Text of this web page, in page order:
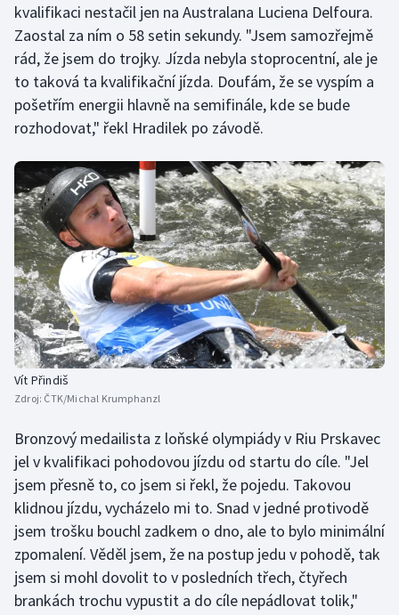
Ragby
Rychlobruslení
Rychlostní kanoistika
Sportovní střelba
Stolní tenis
Triatlon
Veslování
Vodní slalom
Volejbal
Ostatní
kvalifikaci nestačil jen na Australana Luciena Delfoura.
Zaostal za ním o 58 setin sekundy. "Jsem samozřejmě
rád, že jsem do trojky. Jízda nebyla stoprocentní, ale je
to taková ta kvalifikační jízda. Doufám, že se vyspím a
pošetřím energii hlavně na semifinále, kde se bude
rozhodovat," řekl Hradilek po závodě.
Vít Přindiš
Zdroj: ČTK/Michal Krumphanzl
Bronzový medailista z loňské olympiády v Riu Prskavec
jel v kvalifikaci pohodovou jízdu od startu do cíle. "Jel
jsem přesně to, co jsem si řekl, že pojedu. Takovou
klidnou jízdu, vycházelo mi to. Snad v jedné protivodě
jsem trošku bouchl zadkem o dno, ale to bylo minimální
zpomalení. Věděl jsem, že na postup jedu v pohodě, tak
jsem si mohl dovolit to v posledních třech, čtyřech
brankách trochu vypustit a do cíle nepádlovat tolik,"